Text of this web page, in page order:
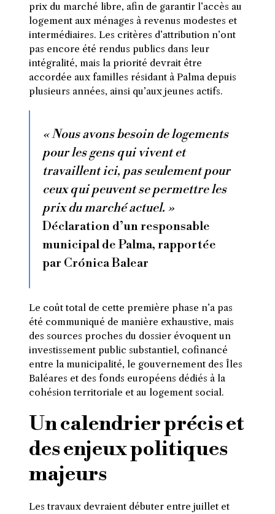
prix du marché libre, afin de garantir l’accès au
logement aux ménages à revenus modestes et
intermédiaires. Les critères d’attribution n’ont
pas encore été rendus publics dans leur
intégralité, mais la priorité devrait être
accordée aux familles résidant à Palma depuis
plusieurs années, ainsi qu’aux jeunes actifs.
« Nous avons besoin de logements
pour les gens qui vivent et
travaillent ici, pas seulement pour
ceux qui peuvent se permettre les
prix du marché actuel. »
Déclaration d’un responsable
municipal de Palma, rapportée
par Crónica Balear
Le coût total de cette première phase n’a pas
été communiqué de manière exhaustive, mais
des sources proches du dossier évoquent un
investissement public substantiel, cofinancé
entre la municipalité, le gouvernement des Îles
Baléares et des fonds européens dédiés à la
cohésion territoriale et au logement social.
Un calendrier précis et
des enjeux politiques
majeurs
Les travaux devraient débuter entre juillet et